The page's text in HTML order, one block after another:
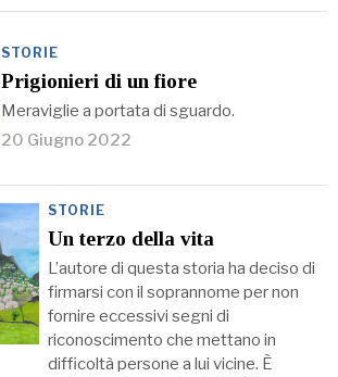
STORIE
Prigionieri di un fiore
Meraviglie a portata di sguardo.
20 Giugno 2022
STORIE
Un terzo della vita
L’autore di questa storia ha deciso di
firmarsi con il soprannome per non
fornire eccessivi segni di
riconoscimento che mettano in
difficoltà persone a lui vicine. È